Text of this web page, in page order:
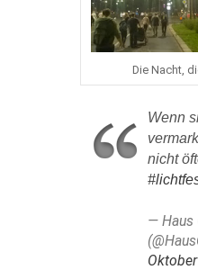
Die Nacht,
Wenn
nicht
— Haus